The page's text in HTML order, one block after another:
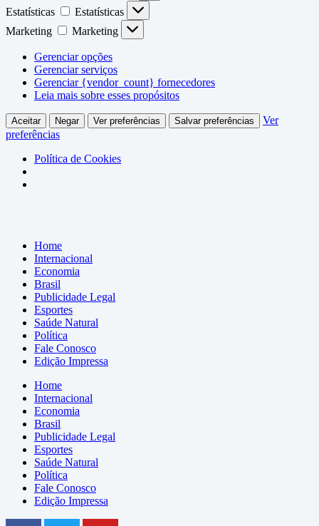
Estatísticas
Estatísticas
Marketing
Marketing
Gerenciar opções
Gerenciar serviços
Gerenciar {vendor_count} fornecedores
Leia mais sobre esses propósitos
Aceitar Negar Ver preferências Salvar preferências
Ver
preferências
Política de Cookies
Home
Internacional
Economia
Brasil
Publicidade Legal
Esportes
Saúde Natural
Política
Fale Conosco
Edição Impressa
Home
Internacional
Economia
Brasil
Publicidade Legal
Esportes
Saúde Natural
Política
Fale Conosco
Edição Impressa